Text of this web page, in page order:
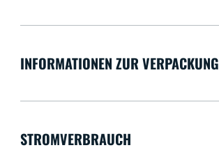
INFORMATIONEN ZUR VERPACKUNG
STROMVERBRAUCH